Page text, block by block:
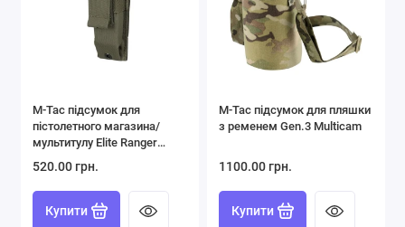
M-Tac підсумок для
пістолетного магазина/
мультитулу Elite Ranger
520.00 грн.
Купити
M-Tac підсумок для пляшки
з ременем Gen.3 Multicam
1100.00 грн.
Купити